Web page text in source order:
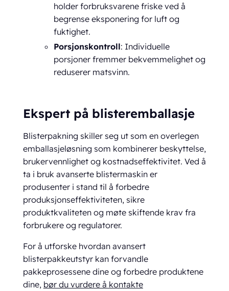
holder forbruksvarene friske ved å
begrense eksponering for luft og
fuktighet.
Porsjonskontroll: Individuelle
porsjoner fremmer bekvemmelighet og
reduserer matsvinn.
Ekspert på blisteremballasje
Blisterpakning skiller seg ut som en overlegen
emballasjeløsning som kombinerer beskyttelse,
brukervennlighet og kostnadseffektivitet. Ved å
ta i bruk avanserte blistermaskin er
produsenter i stand til å forbedre
produksjonseffektiviteten, sikre
produktkvaliteten og møte skiftende krav fra
forbrukere og regulatorer.
For å utforske hvordan avansert
blisterpakkeutstyr kan forvandle
pakkeprosessene dine og forbedre produktene
dine, bør du vurdere å kontakte